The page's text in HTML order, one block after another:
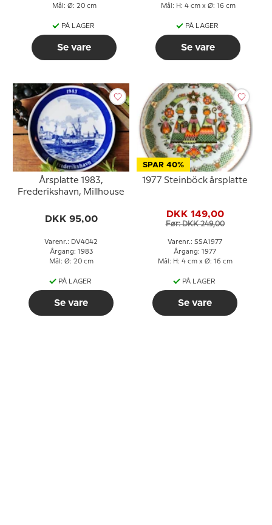
Mål: Ø: 20 cm
PÅ LAGER
Se vare
Mål: H: 4 cm x Ø: 16 cm
PÅ LAGER
Se vare
Årsplatte 1983,
Frederikshavn, Millhouse
DKK 95,00
Varenr.: DV4042
Årgang: 1983
Mål: Ø: 20 cm
PÅ LAGER
Se vare
SPAR 40%
1977 Steinböck årsplatte
DKK 149,00
Før: DKK 249,00
Varenr.: SSA1977
Årgang: 1977
Mål: H: 4 cm x Ø: 16 cm
PÅ LAGER
Se vare